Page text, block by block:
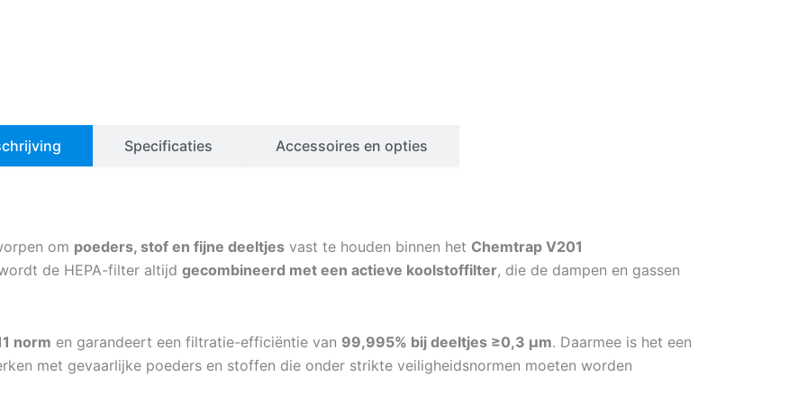
Specificaties Accessoires en opties
om poeders, stof en fijne deeltjes vast te houden binnen het Chemtrap V201
de HEPA-filter altijd gecombineerd met een actieve koolstoffilter, die de dampen en gassen
norm en garandeert een filtratie-efficiëntie van 99,995% bij deeltjes ≥0,3 μm. Daarmee is het een
met gevaarlijke poeders en stoffen die onder strikte veiligheidsnormen moeten worden